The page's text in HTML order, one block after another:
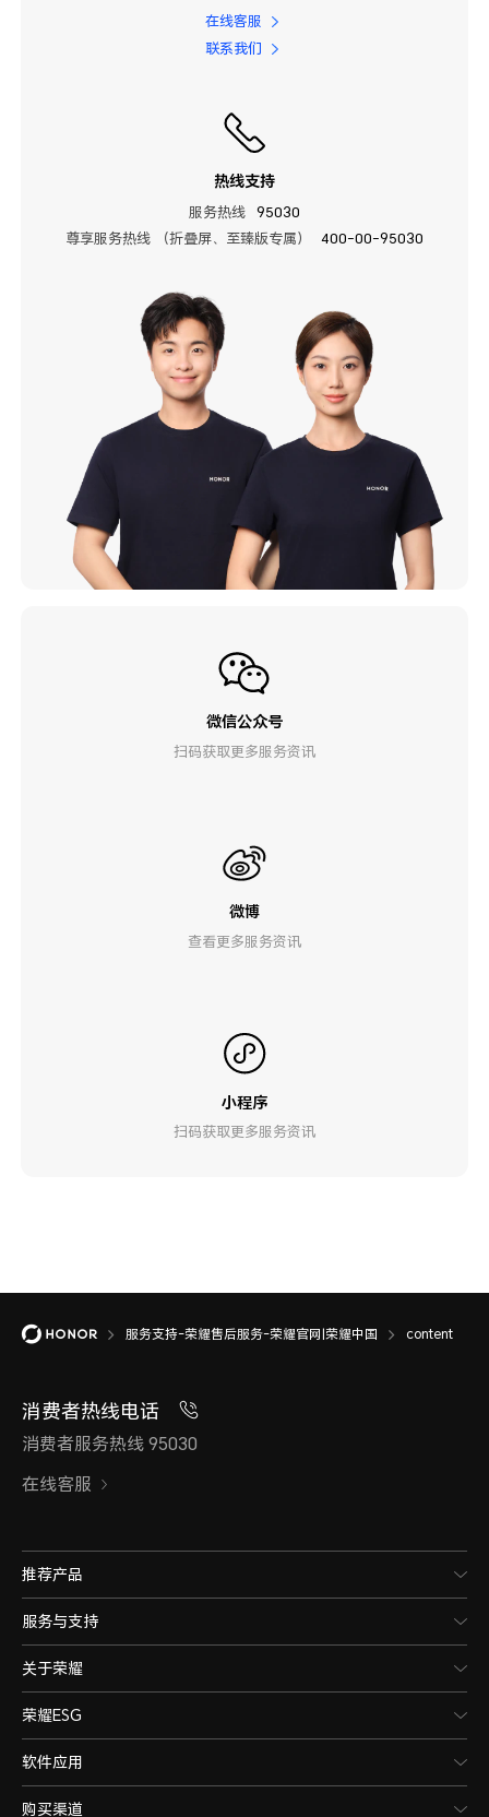
在线客服
联系我们
热线支持
服务热线
95030
尊享服务热线 （折叠屏、至臻版专属）
400-00-95030
微信公众号
扫码获取更多服务资讯
微博
查看更多服务资讯
小程序
扫码获取更多服务资讯
服务支持-荣耀售后服务-荣耀官网|荣耀中国 content
消费者热线电话
消费者服务热线 95030
在线客服
推荐产品
服务与支持
关于荣耀
荣耀ESG
软件应用
购买渠道